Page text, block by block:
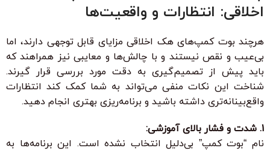
اخلاقی: انتظارات و واقعیت‌ها
هرچند بوت کمپ‌های هک اخلاقی مزایای قابل توجهی دارند، اما
بی‌عیب و نقص نیستند و با چالش‌ها و معایبی نیز همراهند که
باید پیش از تصمیم‌گیری به دقت مورد بررسی قرار گیرند.
شناخت این نکات منفی می‌تواند به شما کمک کند انتظارات
واقع‌بینانه‌تری داشته باشید و برنامه‌ریزی بهتری انجام دهید.
1. شدت و فشار بالای آموزشی:
نام “بوت کمپ” بی‌دلیل انتخاب نشده است. این برنامه‌ها به